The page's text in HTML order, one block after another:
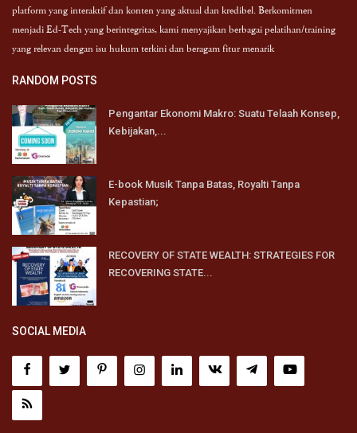
platform yang interaktif dan konten yang aktual dan kredibel. Berkomitmen
menjadi Ed-Tech yang berintegritas, kami menyajikan berbagai pelatihan/training
yang relevan dengan isu hukum terkini dan beragam fitur menarik
RANDOM POSTS
Pengantar Ekonomi Makro: Suatu Telaah Konsep,
Kebijakan,...
E-book Musik Tanpa Batas, Royalti Tanpa
Kepastian;
RECOVERY OF STATE WEALTH: STRATEGIES FOR
RECOVERING STATE...
SOCIAL MEDIA